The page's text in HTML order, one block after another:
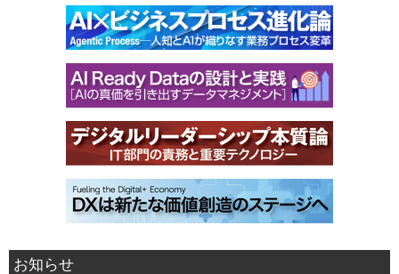
お知らせ